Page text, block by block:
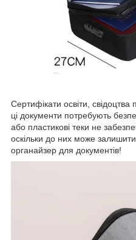
Сертифікати освіти, свідоцтва
ці документи потребують
або пластикові теки не
оскільки до них може
органайзер для документів!